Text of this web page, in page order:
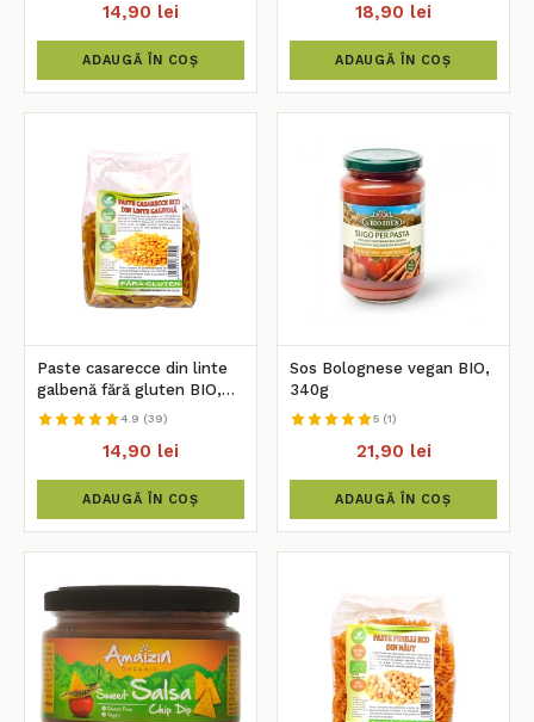
14,90 lei
ADAUGĂ ÎN COȘ
18,90 lei
ADAUGĂ ÎN COȘ
Paste casarecce din linte
galbenă fără gluten BIO,
250g
4.9 (39)
14,90 lei
ADAUGĂ ÎN COȘ
Sos Bolognese vegan BIO,
340g
5 (1)
21,90 lei
ADAUGĂ ÎN COȘ